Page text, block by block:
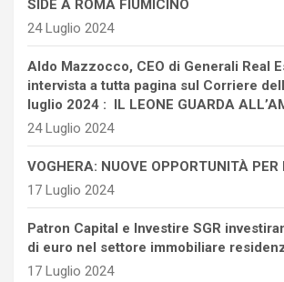
SIDE A ROMA FIUMICINO
24 Luglio 2024
Aldo Mazzocco, CEO di Generali Real
intervista a tutta pagina sul Corriere
luglio 2024 : IL LEONE GUARDA
24 Luglio 2024
VOGHERA: NUOVE OPPORTUNITÀ PER
17 Luglio 2024
Patron Capital e Investire SGR
di euro nel settore immobiliare
17 Luglio 2024